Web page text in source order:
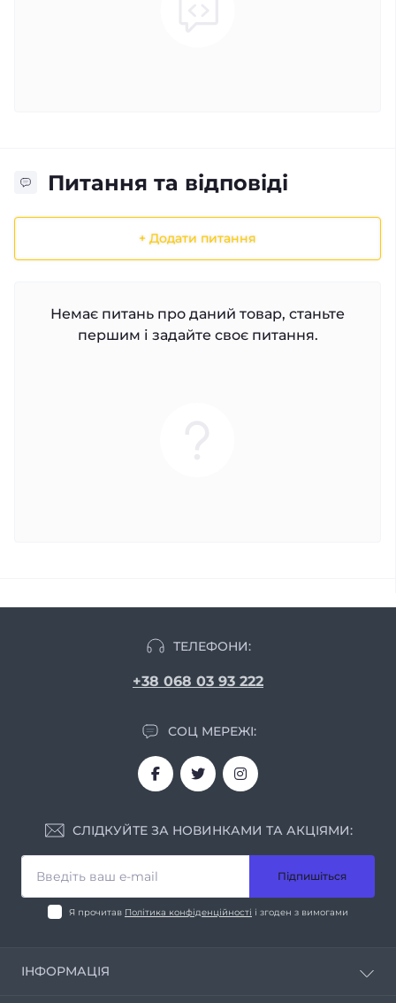
Питання та відповіді
+ Додати питання
Немає питань про даний товар, станьте
першим і задайте своє питання.
ТЕЛЕФОНИ:
+38 068 03 93 222
СОЦ МЕРЕЖІ:
СЛІДКУЙТЕ ЗА НОВИНКАМИ ТА АКЦІЯМИ:
Підпишіться
Я прочитав Політика конфіденційності і згоден з вимогами
ІНФОРМАЦІЯ